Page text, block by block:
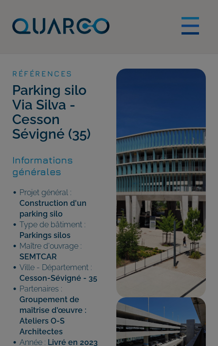
RÉFÉRENCES
Parking silo
Via Silva -
Cesson
Sévigné (35)
Informations
générales
Projet général :
Construction d'un
parking silo
Type de bâtiment :
Parkings silos
Maître d'ouvrage :
SEMTCAR
Ville - Département :
Cesson-Sévigné - 35
Partenaires :
Groupement de
maîtrise d'œuvre :
Ateliers O-S
Architectes
Année : Livré en 2023